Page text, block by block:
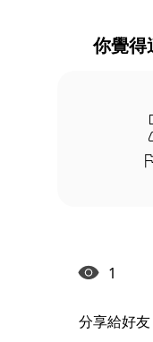
你覺得
1
分享給好友